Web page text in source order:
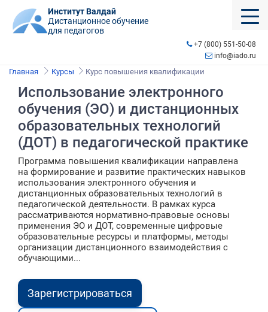
Институт Валдай
Дистанционное обучение
для педагогов
+7 (800) 551-50-08
info@iado.ru
Главная Курсы Курс повышения квалификации
Использование электронного
обучения (ЭО) и дистанционных
образовательных технологий
(ДОТ) в педагогической практике
Программа повышения квалификации направлена
на формирование и развитие практических навыков
использования электронного обучения и
дистанционных образовательных технологий в
педагогической деятельности. В рамках курса
рассматриваются нормативно-правовые основы
применения ЭО и ДОТ, современные цифровые
образовательные ресурсы и платформы, методы
организации дистанционного взаимодействия с
обучающими...
Зарегистрироваться